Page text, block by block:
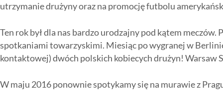
utrzymanie drużyny oraz na promocję futbolu
Ten rok był dla nas bardzo urodzajny pod kątem meczów.
spotkaniami towarzyskimi. Miesiąc po wygranej w
kontaktowej) dwóch polskich kobiecych drużyn! Warsaw
W maju 2016 ponownie spotykamy się na murawie z